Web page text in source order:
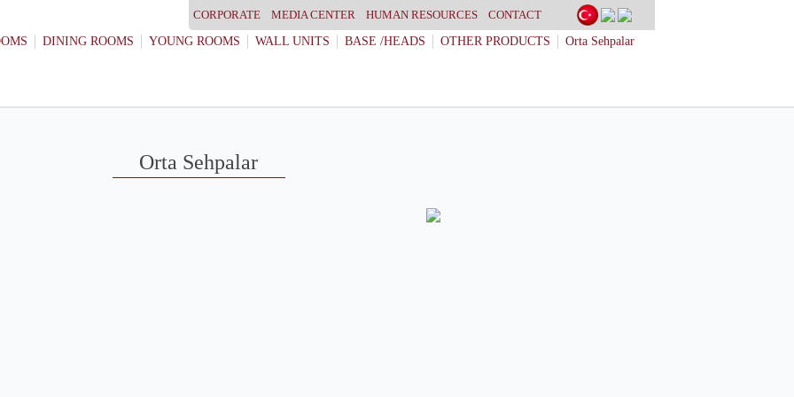
CORPORATE MEDIA CENTER HUMAN RESOURCES
CONTACT
DINING ROOMS YOUNG ROOMS WALL UNITS BASE /HEADS OTHER PRODUCTS Orta Sehpalar
Orta Sehpalar